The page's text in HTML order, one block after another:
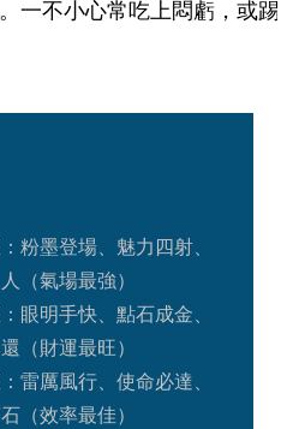
一不小心常吃上悶虧，或踢
粉墨登場、魅力四射、
（氣場最強）
眼明手快、點石成金、
（財運最旺）
雷厲風行、使命必達、
（效率最佳）